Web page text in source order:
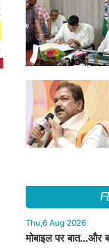
Thu,6 Aug 2026
मोबाइल पर बात...और